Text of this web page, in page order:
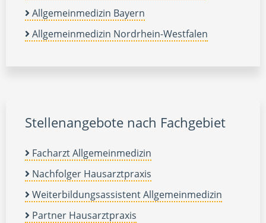
Allgemeinmedizin Bayern
Allgemeinmedizin Nordrhein-Westfalen
Stellenangebote nach Fachgebiet
Facharzt Allgemeinmedizin
Nachfolger Hausarztpraxis
Weiterbildungsassistent Allgemeinmedizin
Partner Hausarztpraxis